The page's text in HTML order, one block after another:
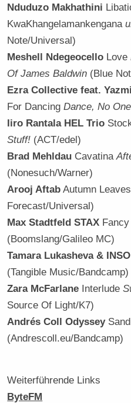
Nduduzo Makhathini
KwaKhangelamankengana
Note/Universal)
Meshell Ndegeocello Love
Of James Baldwin (Blue
Ezra Collective feat.
For DancingDance, No
Iiro Rantala HEL Trio
Stuff! (ACT/edel)
Brad Mehldau Cavatina
(Nonesuch/Warner)
Arooj Aftab Autumn
Forecast/Universal)
Max Stadtfeld STAX
(Boomslang/Galileo MC)
Tamara Lukasheva &
(Tangible Music/Bandcamp)
Zara McFarlane Interlude
Source Of Light/K7)
Andrés Coll Odyssey
(Andrescoll.eu/Bandcamp)
Weiterführende Links
ByteFM